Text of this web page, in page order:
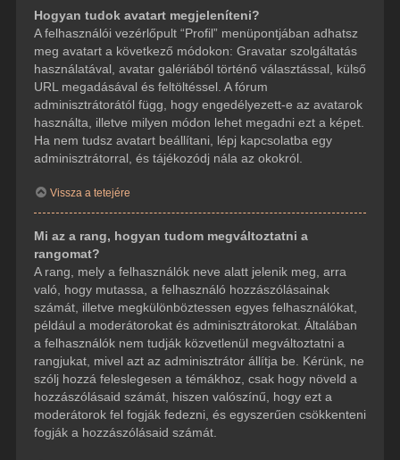
Hogyan tudok avatart megjeleníteni?
A felhasználói vezérlőpult “Profil” menüpontjában adhatsz
meg avatart a következő módokon: Gravatar szolgáltatás
használatával, avatar galériából történő választással, külső
URL megadásával és feltöltéssel. A fórum
adminisztrátorától függ, hogy engedélyezett-e az avatarok
használta, illetve milyen módon lehet megadni ezt a képet.
Ha nem tudsz avatart beállítani, lépj kapcsolatba egy
adminisztrátorral, és tájékozódj nála az okokról.
Vissza a tetejére
Mi az a rang, hogyan tudom megváltoztatni a
rangomat?
A rang, mely a felhasználók neve alatt jelenik meg, arra
való, hogy mutassa, a felhasználó hozzászólásainak
számát, illetve megkülönböztessen egyes felhasználókat,
például a moderátorokat és adminisztrátorokat. Általában
a felhasználók nem tudják közvetlenül megváltoztatni a
rangjukat, mivel azt az adminisztrátor állítja be. Kérünk, ne
szólj hozzá feleslegesen a témákhoz, csak hogy növeld a
hozzászólásaid számát, hiszen valószínű, hogy ezt a
moderátorok fel fogják fedezni, és egyszerűen csökkenteni
fogják a hozzászólásaid számát.